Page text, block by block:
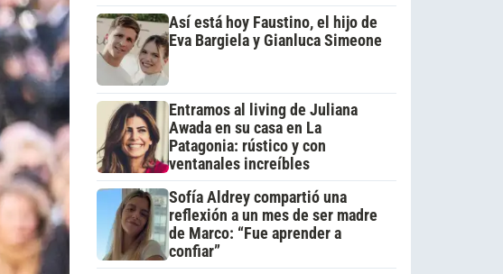
Así está hoy Faustino, el hijo de
Eva Bargiela y Gianluca Simeone
Entramos al living de Juliana
Awada en su casa en La
Patagonia: rústico y con
ventanales increíbles
Sofía Aldrey compartió una
reflexión a un mes de ser madre
de Marco: “Fue aprender a
confiar”